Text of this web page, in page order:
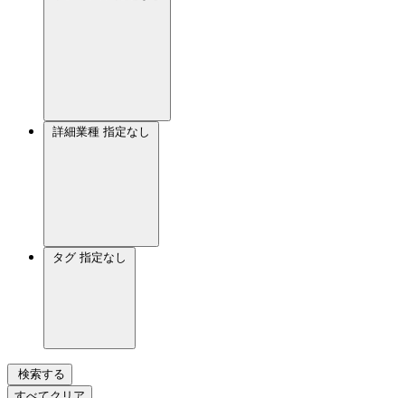
詳細業種 指定なし
タグ 指定なし
検索する